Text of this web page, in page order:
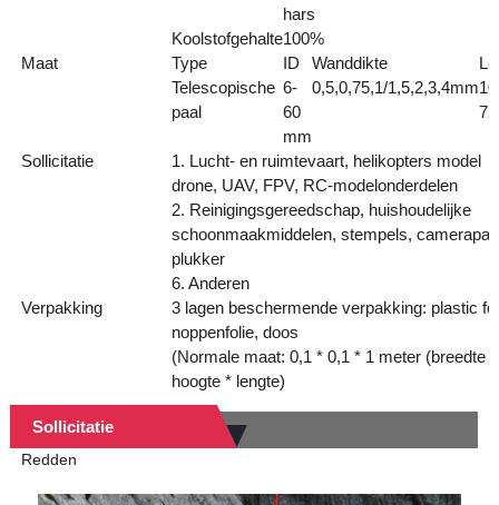
hars
Koolstofgehalte100%
Maat
Type ID Wanddikte
Telescopische
paal
6-
60
mm
0,5,0,75,1/1,5,2,3,4mm
Sollicitatie
1. Lucht- en ruimtevaart, helikopters model
drone, UAV, FPV, RC-modelonderdelen
2. Reinigingsgereedschap, huishoudelijke
schoonmaakmiddelen, stempels,
plukker
6. Anderen
Verpakking
3 lagen beschermende verpakking: plastic
noppenfolie, doos
(Normale maat: 0,1 * 0,1 * 1 meter (breedte *
hoogte * lengte)
Sollicitatie
Redden